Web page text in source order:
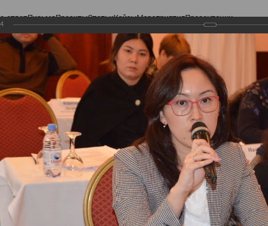
ответПисьмаПроектыСтатьиКейсыМероприятияПрезентации
ФАКТУРЫ. ВИРТУАЛЬНЫЙ СКЛАД.
ФАКТУРЫ. ВИРТУАЛЬНЫЙ
СКЛАД.